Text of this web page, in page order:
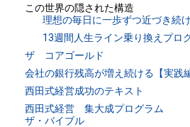
この世界の隠された構造
理想の毎日に一歩ずつ近づき続
13週間人生ライン乗り換えプロ
ザ コアゴールド
会社の銀行残高が増え続ける【実践編
西田式経営成功のテキスト
西田式経営 集大成プログラム
ザ・バイブル